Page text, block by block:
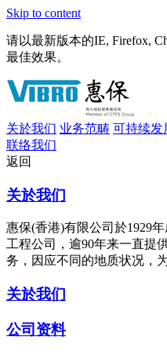
Skip to content
请以最新版本的IE, Firefox,
最佳效果。
关於我们 业务范畴 可持续发
联络我们
返回
关於我们
惠保(香港)有限公司於1929
工程公司，逾90年来一直提
务，因应不同的地质状况，
关於我们
公司资料